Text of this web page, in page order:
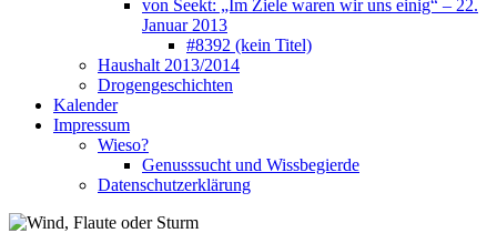
von Seekt: „Im Ziele waren wir uns einig“ – 22.
Januar 2013
#8392 (kein Titel)
Haushalt 2013/2014
Drogengeschichten
Kalender
Impressum
Wieso?
Genusssucht und Wissbegierde
Datenschutzerklärung